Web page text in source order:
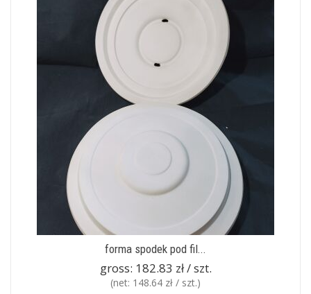
forma spodek pod fil...
gross: 182.83 zł / szt.
(net: 148.64 zł / szt.)